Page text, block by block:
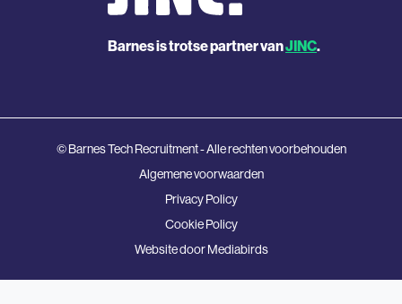
Barnes is trotse partner vanJINC.
© Barnes Tech Recruitment - Alle rechten voorbehouden
Algemene voorwaarden
Privacy Policy
Cookie Policy
Website doorMediabirds